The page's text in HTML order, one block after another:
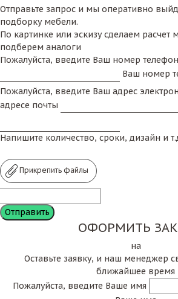
Отправьте запрос и мы оперативно
подборку мебели.
По картинке или эскизу сделаем расчет
подберем аналоги
Пожалуйста, введите Ваш номер
Ваш номер
Пожалуйста, введите Ваш адрес
адресе почты
Напишите количество, сроки, дизайн и
Прикрепить файлы
ОФОРМИТЬ
на
Оставьте заявку, и наш менеджер
ближайшее время
Пожалуйста, введите Ваше имя